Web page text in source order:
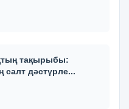
тақырыбы:
дәстүрле...